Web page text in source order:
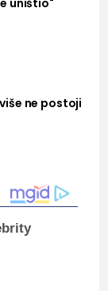
uništio"
ne postoji